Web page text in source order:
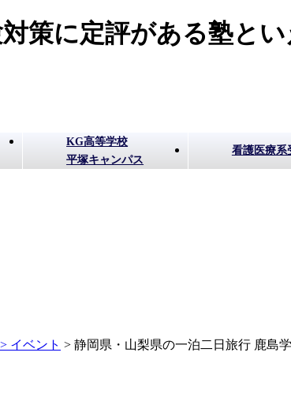
策に定評がある塾と
KG高等学校
平塚キャンパス
看護医療系
イベント > 静岡県・山梨県の一泊二日旅行 鹿島